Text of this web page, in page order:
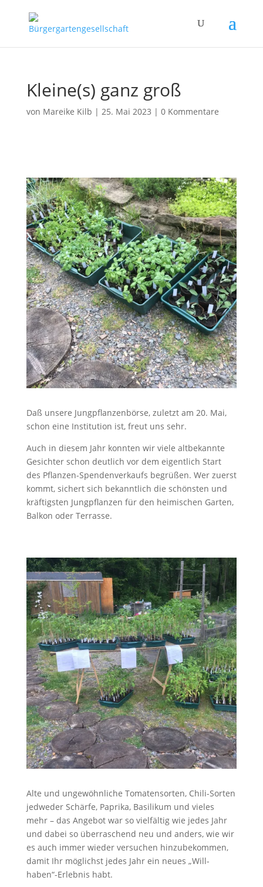
Kleine(s) ganz groß
von Mareike Kilb | 25. Mai 2023 | 0 Kommentare
Daß unsere Jungpflanzenbörse, zuletzt am 20. Mai,
schon eine Institution ist, freut uns sehr.
Auch in diesem Jahr konnten wir viele altbekannte
Gesichter schon deutlich vor dem eigentlich Start
des Pflanzen-Spendenverkaufs begrüßen. Wer zuerst
kommt, sichert sich bekanntlich die schönsten und
kräftigsten Jungpflanzen für den heimischen Garten,
Balkon oder Terrasse.
Alte und ungewöhnliche Tomatensorten, Chili-Sorten
jedweder Schärfe, Paprika, Basilikum und vieles
mehr – das Angebot war so vielfältig wie jedes Jahr
und dabei so überraschend neu und anders, wie wir
es auch immer wieder versuchen hinzubekommen,
damit Ihr möglichst jedes Jahr ein neues „Will-
haben“-Erlebnis habt.